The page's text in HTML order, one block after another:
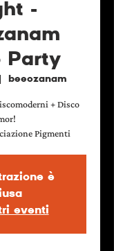
-
Party
beeozanam
+ Disco
Pigmenti
è
eventi